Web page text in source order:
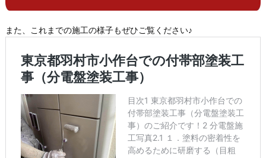
また、これまでの施工の様子もぜひご覧ください♪